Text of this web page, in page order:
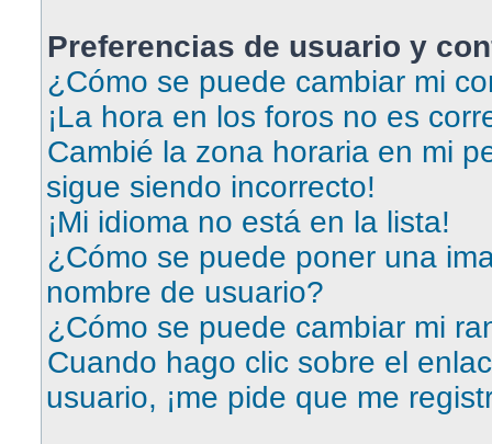
Preferencias de usuario y
¿Cómo se puede cambiar mi
¡La hora en los foros no es
Cambié la zona horaria en mi
sigue siendo incorrecto!
¡Mi idioma no está en la lista!
¿Cómo se puede poner una
nombre de usuario?
¿Cómo se puede cambiar mi
Cuando hago clic sobre el
usuario, ¡me pide que me